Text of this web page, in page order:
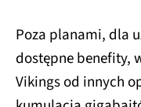
Poza planami, dla
dostępne benefity,
Vikings od innych